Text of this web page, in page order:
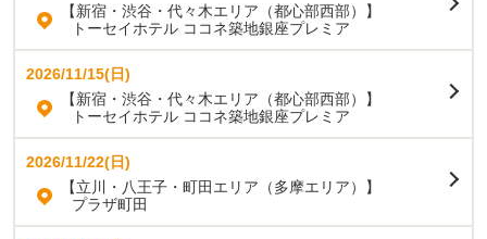
【新宿・渋谷・代々木エリア（都心部西部）】
トーセイホテル ココネ築地銀座プレミア
2026/11/15(日)
【新宿・渋谷・代々木エリア（都心部西部）】
トーセイホテル ココネ築地銀座プレミア
2026/11/22(日)
【立川・八王子・町田エリア（多摩エリア）】
プラザ町田